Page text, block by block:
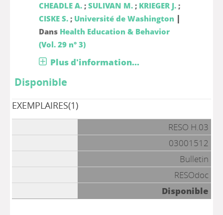
CHEADLE A.; SULIVAN M.; KRIEGER J.;
CISKE S.; Université de Washington |
Dans Health Education & Behavior
(Vol. 29 n° 3)
Plus d'information...
Disponible
EXEMPLAIRES(1)
RESO H.03
03001512
Bulletin
RESOdoc
Disponible